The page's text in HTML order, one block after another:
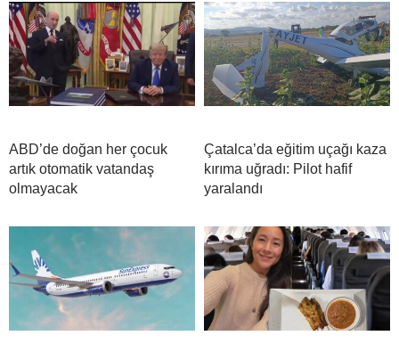
ABD’de doğan her çocuk
artık otomatik vatandaş
olmayacak
Çatalca’da eğitim uçağı kaza
kırıma uğradı: Pilot hafif
yaralandı